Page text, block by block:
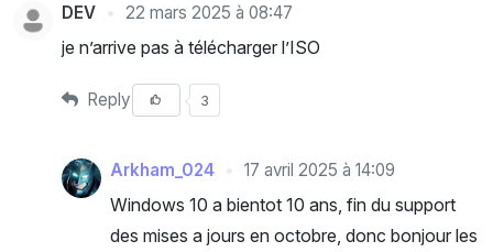
DEV 22 mars 2025 à 08:47
je n’arrive pas à télécharger l’ISO
Reply 3
Arkham_024 17 avril 2025 à 14:09
Windows 10 a bientot 10 ans, fin du support
des mises a jours en octobre, donc bonjour les